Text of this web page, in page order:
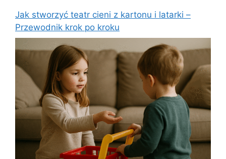
Jak stworzyć teatr cieni z kartonu i latarki –
Przewodnik krok po kroku